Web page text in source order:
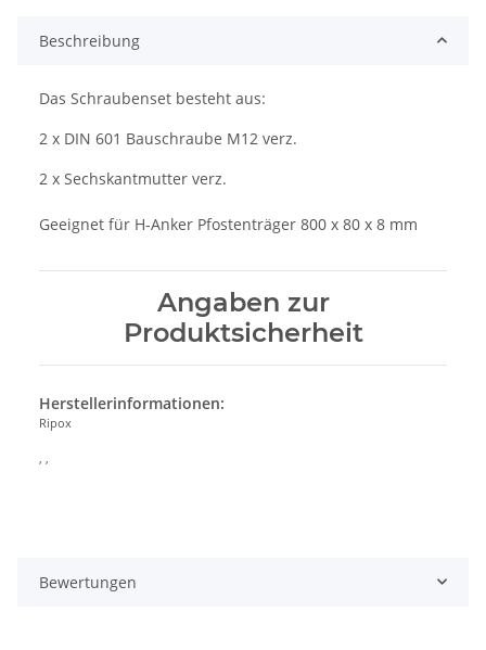
Beschreibung
Das Schraubenset besteht aus:
2 x DIN 601 Bauschraube M12 verz.
2 x Sechskantmutter verz.
Geeignet für H-Anker Pfostenträger 800 x 80 x 8 mm
Angaben zur
Produktsicherheit
Herstellerinformationen:
Ripox
Bewertungen